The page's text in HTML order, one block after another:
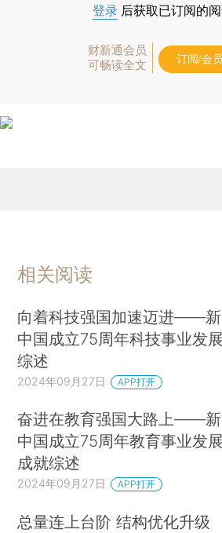
登录 后获取已订阅的
财新通会员
可畅读全文
订阅/会
相关阅读
向着科技强国加速迈进——新
中国成立75周年科技事业发展
综述
2024年09月27日 APP打开
奋进在教育强国大路上——新
中国成立75周年教育事业发展
成就综述
2024年09月27日 APP打开
总量连上台阶 结构优化升级